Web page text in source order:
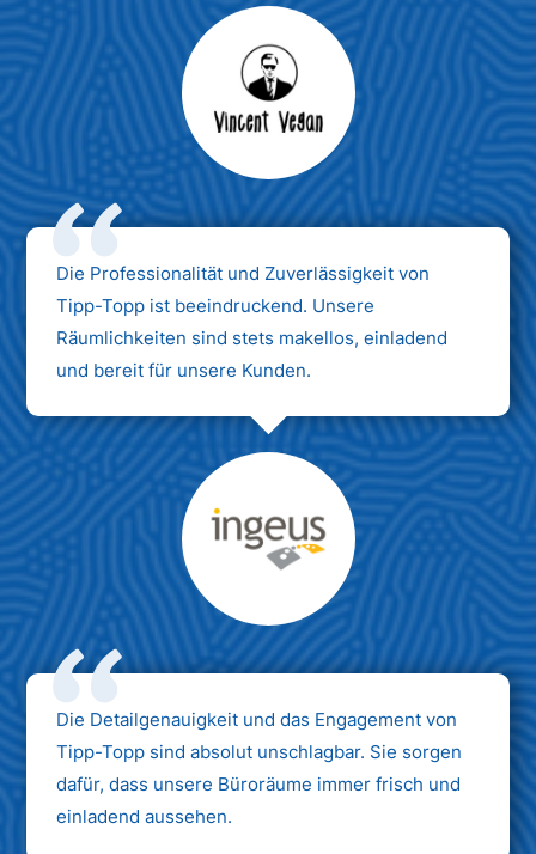
Max Mustermann
Unternehmen AG
Die Professionalität und Zuverlässigkeit von
Tipp-Topp ist beeindruckend. Unsere
Räumlichkeiten sind stets makellos, einladend
und bereit für unsere Kunden.
Max Mustermann
Unternehmen AG
Die Detailgenauigkeit und das Engagement von
Tipp-Topp sind absolut unschlagbar. Sie sorgen
dafür, dass unsere Büroräume immer frisch und
einladend aussehen.